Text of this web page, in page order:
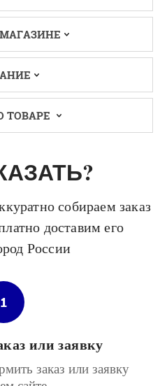
ТОВАРЕ
собираем заказ
доставим его
России
1
или заявку
заказ или заявку